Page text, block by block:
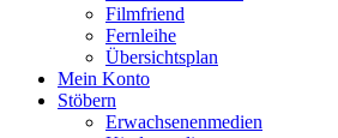
Filmfriend
Fernleihe
Übersichtsplan
Mein Konto
Stöbern
Erwachsenenmedien